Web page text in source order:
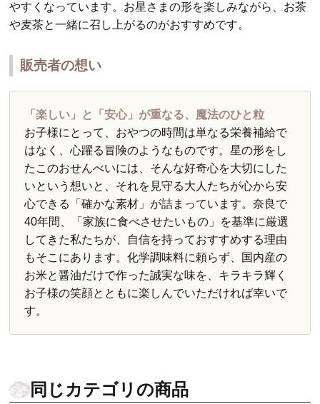
やすくなっています。お星さまの形を楽しみながら、お茶
や麦茶と一緒に召し上がるのがおすすめです。
販売者の想い
「楽しい」と「安心」が重なる、魔法のひと粒
お子様にとって、おやつの時間は単なる栄養補給で
はなく、心躍る冒険のようなものです。星の形をし
たこのおせんべいには、そんな好奇心を大切にした
いという想いと、それを見守る大人たちが心から安
心できる「確かな素材」が詰まっています。奈良で
40年間、「家族に食べさせたいもの」を基準に厳選
してきた私たちが、自信を持っておすすめする理由
もそこにあります。化学調味料に頼らず、国内産の
お米と醤油だけで作った誠実な味を、キラキラ輝く
お子様の笑顔とともに楽しんでいただければ幸いで
す。
同じカテゴリの商品